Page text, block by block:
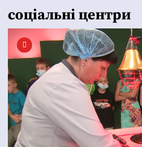
соціальні центри